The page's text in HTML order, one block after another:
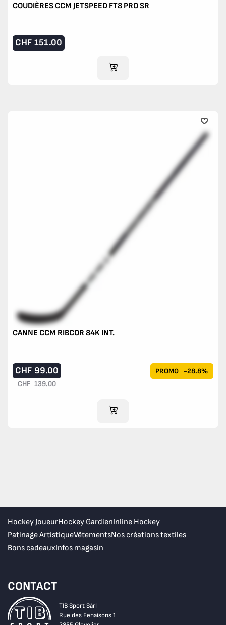
COUDIÈRES CCM JETSPEED FT8 PRO SR
CHF 151.00
AJOUTER AU PANIER
CANNE CCM RIBCOR 84K INT.
PROMO -28.8%
CHF 99.00
CHF 139.00
AJOUTER AU PANIER
Hockey JoueurHockey GardienInline Hockey
Patinage ArtistiqueVêtementsNos créations textiles
Bons cadeauxInfos magasin
CONTACT
TIB Sport Sàrl
Rue des Fenaisons 1